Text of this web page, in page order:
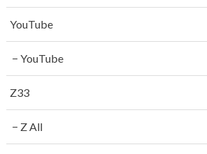
YouTube
YouTube
Z33
Z All